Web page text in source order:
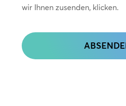
wir Ihnen zusenden, klicken.